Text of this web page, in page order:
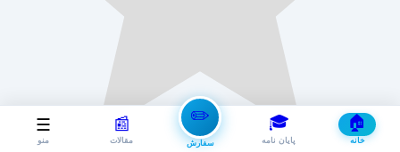
🏠
خانه
🎓
پایان نامه
✏️
سفارش
📰
مقالات
☰
منو